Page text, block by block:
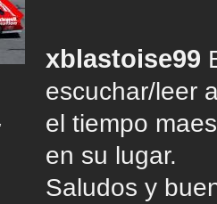
xblastoise99
escuchar/leer
el tiempo
en su lugar.
Saludos y